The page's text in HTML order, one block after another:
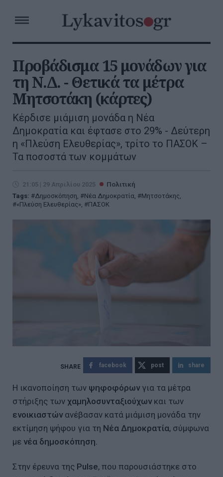
Προβάδισμα 15 μονάδων για
τη Ν.Δ. - Θετικά τα μέτρα
Μητσοτάκη (κάρτες)
Κέρδισε μιάμιση μονάδα η Νέα
Δημοκρατία και έφτασε στο 29% - Δεύτερη
η «Πλεύση Ελευθερίας», τρίτο το ΠΑΣΟΚ –
Τα ποσοστά των κομμάτων
21:05 | 29 Απριλίου 2025
Πολιτική
Tags:
Δημοσκόπηση, Νέα Δημοκρατία, Μητσοτάκης,
«Πλεύση Ελευθερίας», ΠΑΣΟΚ
facebook post share
Η ικανοποίηση των ψηφοφόρων για τα μέτρα
στήριξης των χαμηλοσυνταξιούχων και των
ενοικιαστών ανέβασαν κατά μιάμιση μονάδα την
εκτίμηση ψήφου για τη Νέα Δημοκρατία, σύμφωνα
με νέα δημοσκόπηση.
Στην έρευνα της Pulse, που παρουσιάστηκε στο